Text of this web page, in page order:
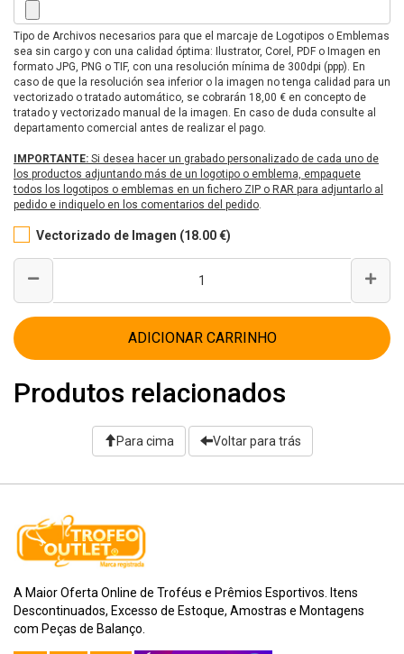
Tipo de Archivos necesarios para que el marcaje de Logotipos o Emblemas
sea sin cargo y con una calidad óptima: Ilustrator, Corel, PDF o Imagen en
formato JPG, PNG o TIF, con una resolución mínima de 300dpi (ppp). En
caso de que la resolución sea inferior o la imagen no tenga calidad para un
vectorizado o tratado automático, se cobrarán 18,00 € en concepto de
tratado y vectorizado manual de la imagen. En caso de duda consulte al
departamento comercial antes de realizar el pago.
IMPORTANTE: Si desea hacer un grabado personalizado de cada uno de
los productos adjuntando más de un logotipo o emblema, empaquete
todos los logotipos o emblemas en un fichero ZIP o RAR para adjuntarlo al
pedido e indiquelo en los comentarios del pedido.
Vectorizado de Imagen (18.00 €)
ADICIONAR CARRINHO
Produtos relacionados
Para cima Voltar para trás
A Maior Oferta Online de Troféus e Prêmios Esportivos. Itens
Descontinuados, Excesso de Estoque, Amostras e Montagens
com Peças de Balanço.